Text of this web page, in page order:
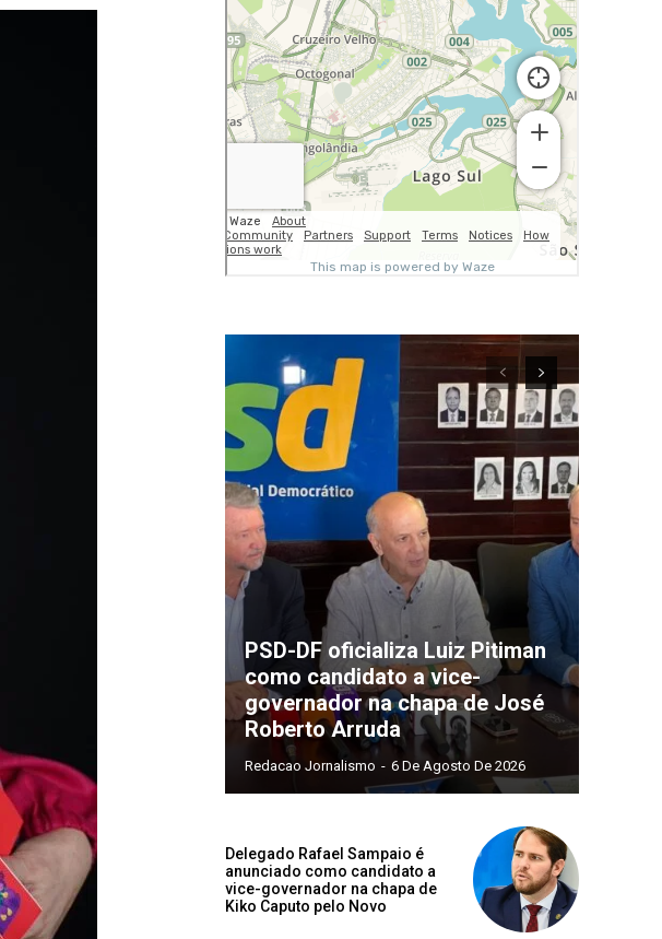
PSD-DF oficializa Luiz Pitiman
como candidato a vice-
governador na chapa de José
Roberto Arruda
Redacao Jornalismo - 6 De Agosto De 2026
Delegado Rafael Sampaio é
anunciado como candidato a
vice-governador na chapa de
Kiko Caputo pelo Novo